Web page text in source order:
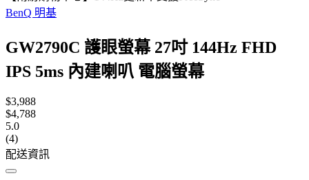
BenQ 明基
GW2790C 護眼螢幕 27吋 144Hz FHD
IPS 5ms 內建喇叭 電腦螢幕
$3,988
$4,788
5.0
(4)
配送資訊